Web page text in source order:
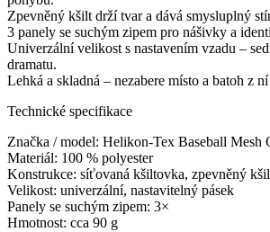
Zpevněný kšilt drží tvar a dává smysluplný
3 panely se suchým zipem pro nášivky a
Univerzální velikost s nastavením vzadu –
dramatu.
Lehká a skladná – nezabere místo a batoh z
Technické specifikace
Značka / model: Helikon-Tex Baseball Mesh
Materiál: 100 % polyester
Konstrukce: síťovaná kšiltovka, zpevněný
Velikost: univerzální, nastavitelný pásek
Panely se suchým zipem: 3×
Hmotnost: cca 90 g